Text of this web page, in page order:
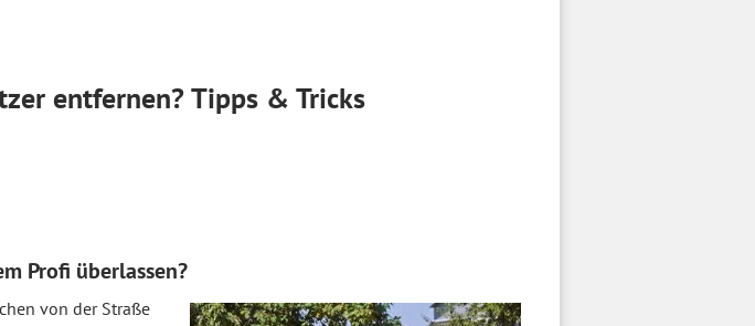
entfernen? Tipps & Tricks
Profi überlassen?
von der Straße